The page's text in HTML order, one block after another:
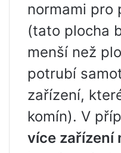
normami pro
(tato plocha
menší než
potrubí
zařízení,
komín). V
více zařízení